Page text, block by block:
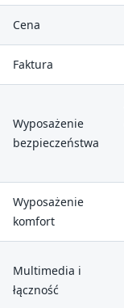
Cena
Faktura
Wyposażenie
bezpieczeństwa
Wyposażenie
komfort
Multimedia i
łączność